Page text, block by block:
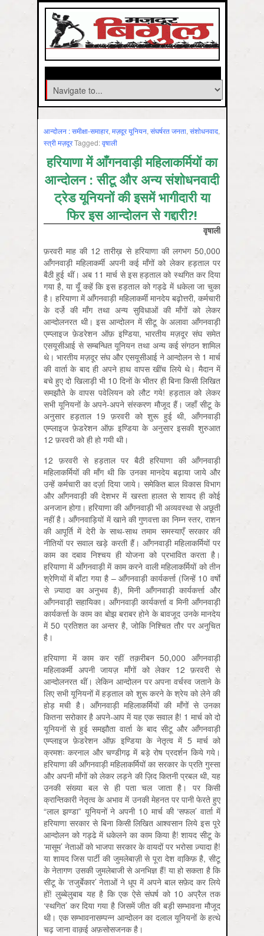
आन्‍दोलन : समीक्षा-समाहार, मज़दूर यूनियन, संघर्षरत जनता, संशोधनवाद,
स्‍त्री मज़दूरTagged:वृषाली
हरियाणा में आँगनवाड़ी महिलाकर्मियों का
आन्दोलन : सीटू और अन्य संशोधनवादी
ट्रेड यूनियनों की इसमें भागीदारी या
फिर इस आन्दोलन से गद्दारी?!
वृषाली
फ़रवरी माह की 12 तारीख़ से हरियाणा की लगभग 50,000
आँगनवाड़ी महिलाकर्मी अपनी कई माँगों को लेकर हड़ताल पर
बैठी हुई थीं। अब 11 मार्च से इस हड़ताल को स्थगित कर दिया
गया है, या यूँ कहें कि इस हड़ताल को गड्ढे में धकेला जा चुका
है। हरियाणा में आँगनवाड़ी महिलाकर्मी मानदेय बढ़ोत्तरी, कर्मचारी
के दर्जे़ की माँग तथा अन्य सुविधाओं की माँगों को लेकर
आन्दोलनरत थी। इस आन्दोलन में सीटू के अलावा आँगनवाड़ी
एम्प्लाइज फ़ेडरेशन ऑफ़ इण्डिया, भारतीय मज़दूर संघ समेत
एसयूसीआई से सम्बन्धित यूनियन तथा अन्य कई संगठन शामिल
थे। भारतीय मज़दूर संघ और एसयूसीआई ने आन्दोलन से 1 मार्च
की वार्ता के बाद ही अपने हाथ वापस खींच लिये थे। मैदान में
बचे हुए दो खिलाड़ी भी 10 दिनों के भीतर ही बिना किसी लिखित
समझौते के वापस पवेलियन को लौट गये! हड़ताल को लेकर
सभी यूनियनों के अपने-अपने संस्करण मौजूद हैं। जहाँ सीटू के
अनुसार हड़ताल 19 फ़रवरी को शुरू हुई थी, आँगनवाड़ी
एम्प्लाइज फ़ेडरेशन ऑफ़ इण्डिया के अनुसार इसकी शुरुआत
12 फ़रवरी को ही हो गयी थी।
12 फ़रवरी से हड़ताल पर बैठी हरियाणा की आँगनवाड़ी
महिलाकर्मियों की माँग थी कि उनका मानदेय बढ़ाया जाये और
उन्हें कर्मचारी का दर्ज़ा दिया जाये। समेकित बाल विकास विभाग
और आँगनवाड़ी की देशभर में खस्ता हालत से शायद ही कोई
अनजान होगा। हरियाणा की आँगनवाड़ी भी अव्यवस्था से अछूती
नहीं है। आँगनवाड़ियों में खाने की गुणवत्ता का निम्न स्तर, राशन
की आपूर्ति में देरी के साथ-साथ तमाम समस्याएँ सरकार की
नीतियों पर सवाल खड़े करती हैं। आँगनवाड़ी महिलाकर्मियों पर
काम का दबाव निश्चय ही योजना को प्रभावित करता है।
हरियाणा में आँगनवाड़ी में काम करने वाली महिलाकर्मियों को तीन
श्रेणियों में बाँटा गया है – आँगनवाड़ी कार्यकर्त्ता (जिन्हें 10 वर्षों
से ज़्यादा का अनुभव है), मिनी आँगनवाड़ी कार्यकर्त्ता और
आँगनवाड़ी सहायिका। आँगनवाड़ी कार्यकर्त्ता व मिनी आँगनवाड़ी
कार्यकर्त्ता के काम का बोझ बराबर होने के बावजूद उनके मानदेय
में 50 प्रतिशत का अन्तर है, जोकि निश्चित तौर पर अनुचित
है।
हरियाणा में काम कर रहीं तक़रीबन 50,000 आँगनवाड़ी
महिलाकर्मी अपनी जायज़ माँगों को लेकर 12 फ़रवरी से
आन्दोलनरत थीं। लेकिन आन्दोलन पर अपना वर्चस्व जताने के
लिए सभी यूनियनों में हड़ताल को शुरू करने के श्रेय को लेने की
होड़ मची है। आँगनवाड़ी महिलाकर्मियों की माँगों से उनका
कितना सरोकार है अपने-आप में यह एक सवाल है! 1 मार्च को दो
यूनियनों से हुई समझौता वार्ता के बाद सीटू और आँगनवाड़ी
एम्प्लाइज फ़ेडरेशन ऑफ़ इण्डिया के नेतृत्व में 5 मार्च को
क्रमशः करनाल और चण्डीगढ़ में बड़े रोष प्रदर्शन किये गये।
हरियाणा की आँगनवाड़ी महिलाकर्मियों का सरकार के प्रति गुस्सा
और अपनी माँगों को लेकर लड़ने की ज़िद कितनी प्रबल थी, यह
उनकी संख्या बल से ही पता चल जाता है। पर किसी
क्रान्तिकारी नेतृत्व के अभाव में उनकी मेहनत पर पानी फेरते हुए
“लाल झण्डा” यूनियनों ने अपनी 10 मार्च की ‘सफल’ वार्ता में
हरियाणा सरकार से बिना किसी लिखित आश्वसान लिये इस पूरे
आन्दोलन को गड्ढे में धकेलने का काम किया है! शायद सीटू के
‘मासूम’ नेताओं को भाजपा सरकार के वायदों पर भरोसा ज़्यादा है!
या शायद जिस पार्टी की जुमलेबाज़ी से पूरा देश वाकि़फ़ है, सीटू
के नेतागण उसकी जुमलेबाजी से अनभिज्ञ हैं! या हो सकता है कि
सीटू के ‘तजुर्बेकार’ नेताओं ने धूप में अपने बाल सफ़ेद कर लिये
हों! लुब्बेलुबाब यह है कि एक ऐसे संघर्ष को 10 अप्रैल तक
‘स्थगित’ कर दिया गया है जिसमें जीत की बड़ी सम्भावना मौजूद
थी। एक सम्भावनासम्पन्न आन्दोलन का दलाल यूनियनों के हत्थे
चढ़ जाना वाक़ई अफ़सोसजनक है।